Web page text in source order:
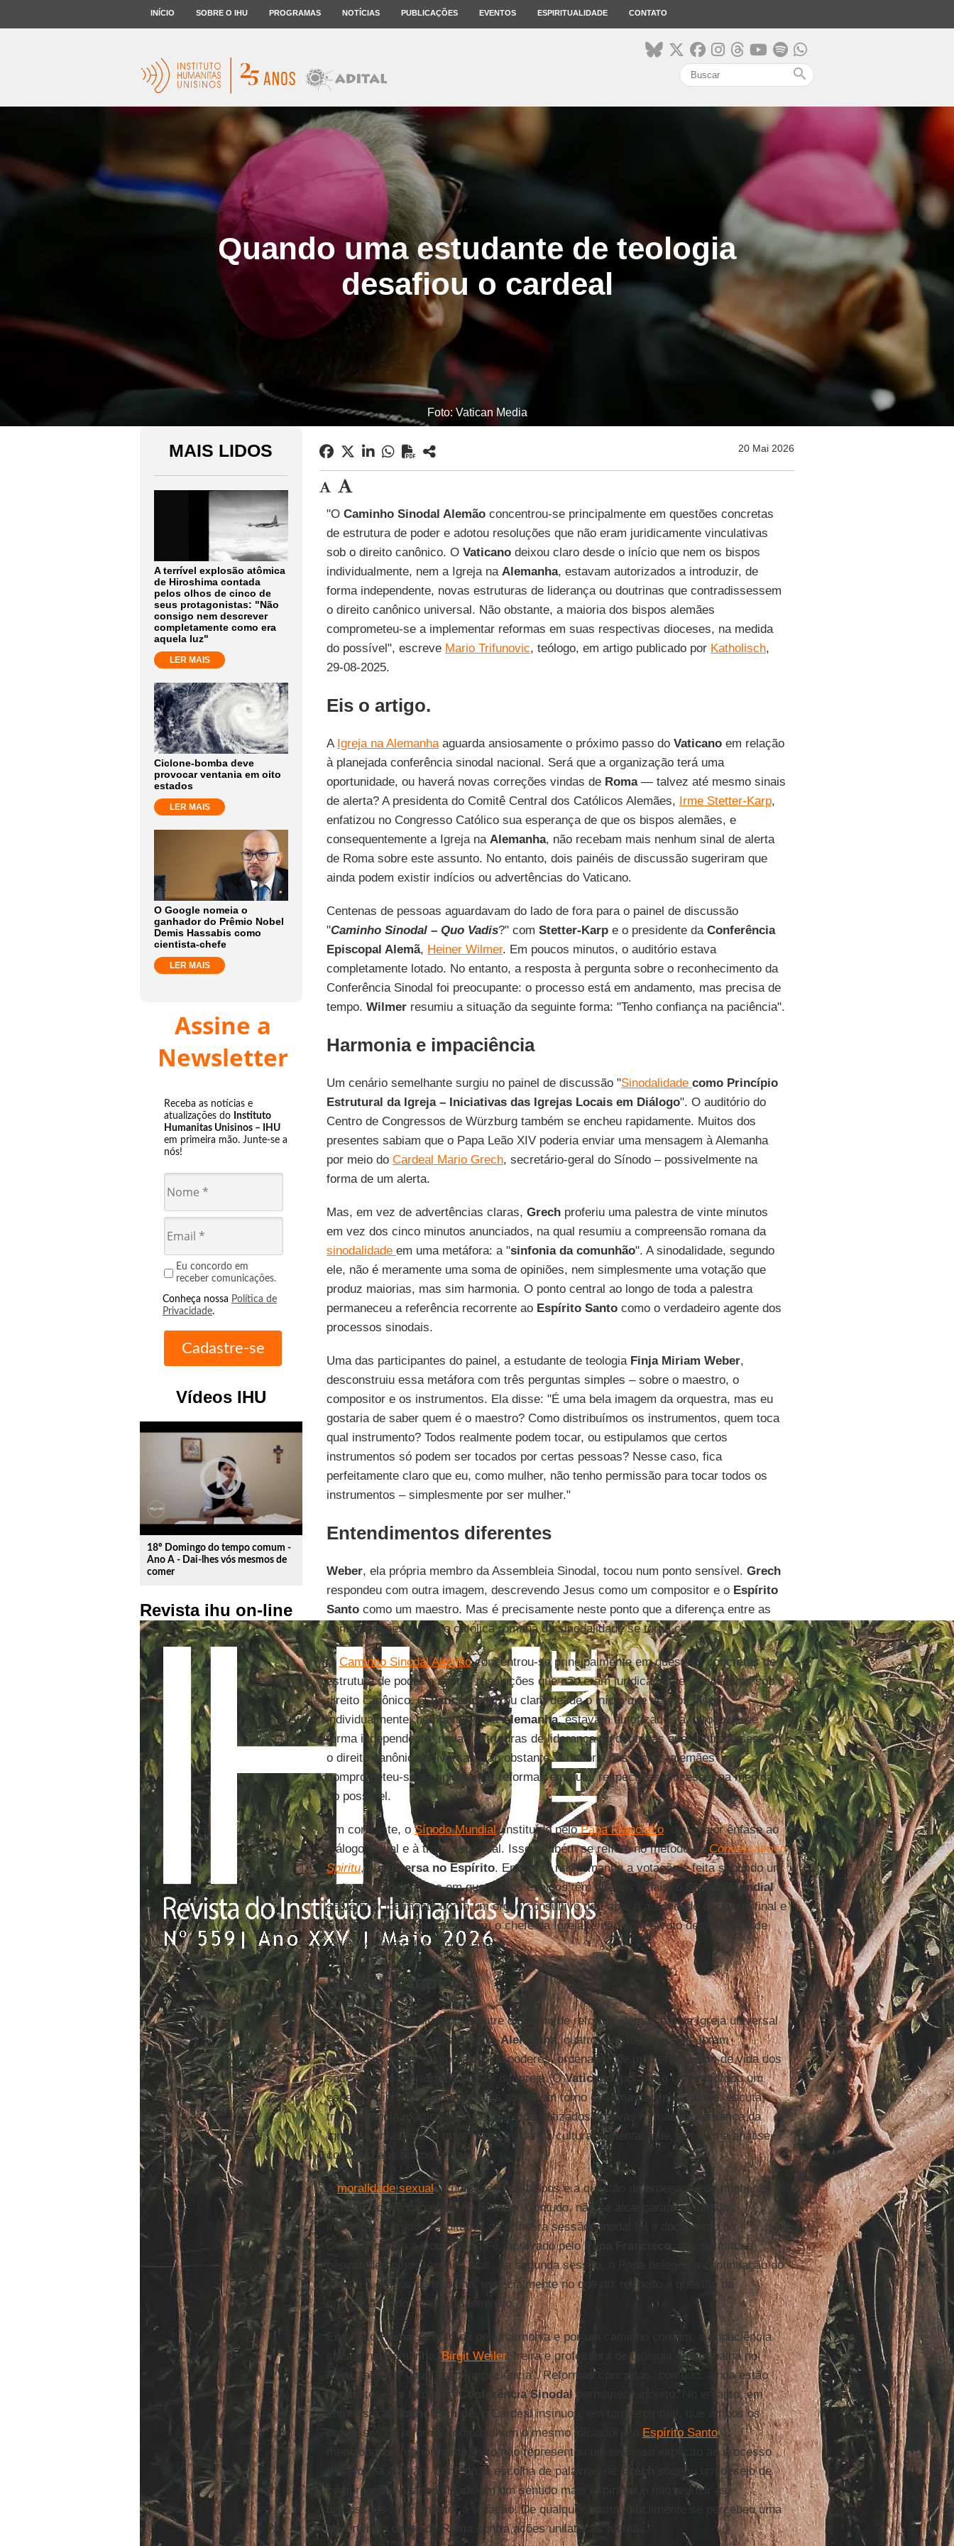
INÍCIO SOBRE O IHU PROGRAMAS NOTÍCIAS PUBLICAÇÕES EVENTOS ESPIRITUALIDADE CONTATO
search
Quando uma estudante de teologia
desafiou o cardeal
Foto: Vatican Media
MAIS LIDOS
A terrível explosão atômica
de Hiroshima contada
pelos olhos de cinco de
seus protagonistas: "Não
consigo nem descrever
completamente como era
aquela luz"
LER MAIS
Ciclone-bomba deve
provocar ventania em oito
estados
LER MAIS
O Google nomeia o
ganhador do Prêmio Nobel
Demis Hassabis como
cientista-chefe
LER MAIS
Assine a
Newsletter
Receba as notícias e
atualizações do Instituto
Humanitas Unisinos – IHU
em primeira mão. Junte-se a
nós!
Eu concordo em
receber comunicações.
Conheça nossa Política de
Privacidade.
Vídeos IHU
play_circle_outline
18º Domingo do tempo comum -
Ano A - Dai-lhes vós mesmos de
comer
Revista ihu on-line
20 Mai 2026
"O Caminho Sinodal Alemãoconcentrou-se principalmente em questões concretas
de estrutura de poder e adotou resoluções que não eram juridicamente vinculativas
sob o direito canônico. O Vaticanodeixou claro desde o início que nem os bispos
individualmente, nem a Igreja na Alemanha, estavam autorizados a introduzir, de
forma independente, novas estruturas de liderança ou doutrinas que contradissessem
o direito canônico universal. Não obstante, a maioria dos bispos alemães
comprometeu-se a implementar reformas em suas respectivas dioceses, na medida
do possível", escreve Mario Trifunovic, teólogo, em artigo publicado por Katholisch,
29-08-2025.
Eis o artigo.
A Igreja na Alemanhaaguarda ansiosamente o próximo passo do Vaticanoem relação
à planejada conferência sinodal nacional. Será que a organização terá uma
oportunidade, ou haverá novas correções vindas de Roma— talvez até mesmo sinais
de alerta? A presidenta do Comitê Central dos Católicos Alemães, Irme Stetter-Karp,
enfatizou no Congresso Católico sua esperança de que os bispos alemães, e
consequentemente a Igreja na Alemanha, não recebam mais nenhum sinal de alerta
de Roma sobre este assunto. No entanto, dois painéis de discussão sugeriram que
ainda podem existir indícios ou advertências do Vaticano.
Centenas de pessoas aguardavam do lado de fora para o painel de discussão
"Caminho Sinodal – Quo Vadis?" com Stetter-Karpe o presidente da Conferência
Episcopal Alemã, Heiner Wilmer. Em poucos minutos, o auditório estava
completamente lotado. No entanto, a resposta à pergunta sobre o reconhecimento da
Conferência Sinodal foi preocupante: o processo está em andamento, mas precisa de
tempo. Wilmerresumiu a situação da seguinte forma: "Tenho confiança na paciência".
Harmonia e impaciência
Um cenário semelhante surgiu no painel de discussão "Sinodalidade como Princípio
Estrutural da Igreja – Iniciativas das Igrejas Locais em Diálogo". O auditório do
Centro de Congressos de Würzburg também se encheu rapidamente. Muitos dos
presentes sabiam que o Papa Leão XIV poderia enviar uma mensagem à Alemanha
por meio do Cardeal Mario Grech, secretário-geral do Sínodo – possivelmente na
forma de um alerta.
Mas, em vez de advertências claras, Grechproferiu uma palestra de vinte minutos
em vez dos cinco minutos anunciados, na qual resumiu a compreensão romana da
sinodalidade em uma metáfora: a "sinfonia da comunhão". A sinodalidade, segundo
ele, não é meramente uma soma de opiniões, nem simplesmente uma votação que
produz maiorias, mas sim harmonia. O ponto central ao longo de toda a palestra
permaneceu a referência recorrente ao Espírito Santocomo o verdadeiro agente dos
processos sinodais.
Uma das participantes do painel, a estudante de teologia Finja Miriam Weber,
desconstruiu essa metáfora com três perguntas simples – sobre o maestro, o
compositor e os instrumentos. Ela disse: "É uma bela imagem da orquestra, mas eu
gostaria de saber quem é o maestro? Como distribuímos os instrumentos, quem toca
qual instrumento? Todos realmente podem tocar, ou estipulamos que certos
instrumentos só podem ser tocados por certas pessoas? Nesse caso, fica
perfeitamente claro que eu, como mulher, não tenho permissão para tocar todos os
instrumentos – simplesmente por ser mulher."
Entendimentos diferentes
Weber, ela própria membro da Assembleia Sinodal, tocou num ponto sensível. Grech
respondeu com outra imagem, descrevendo Jesus como um compositor e o Espírito
Santocomo um maestro. Mas é precisamente neste ponto que a diferença entre as
compreensões alemã e católica romana da sinodalidade se torna clara.
O Caminho Sinodal Alemãoconcentrou-se principalmente em questões concretas de
estrutura de poder e adotou resoluções que não eram juridicamente vinculativas sob o
direito canônico. OVaticanodeixou claro desde o início que nem os bispos
individualmente, nem a Igreja naAlemanha, estavam autorizados a introduzir, de
forma independente, novas estruturas de liderança ou doutrinas que contradissessem
o direito canônico universal. Não obstante, a maioria dos bispos alemães
comprometeu-se a implementar reformas em suas respectivas dioceses, na medida
do possível.
Em contraste, oSínodo Mundial, instituído peloPapa Francisco, deu maior ênfase ao
diálogo global e à troca espiritual. Isso também se reflete no método da Conversatio in
Spiritu, aconversa no Espírito. Enquanto na Alemanha a votação é feita segundo um
sistema de delegados em que bispos e leigos têm direitos iguais, o
Sínodo Mundial
se vê principalmente como um órgão consultivo do Papa. A autoridade decisória final e
o doutrinário permanecem com o chefe da Igreja, e não com o voto democrático de
todos os delegados participantes.
Diversos tópicos
Também surgem diferenças entre o projeto de reforma alemão e o da Igreja universal
em termos de foco temático. NaAlemanha, quatro questões centrais foram
abordadas: poder e separação de poderes, ordenação de mulheres, estilo de vida dos
sacerdotes e moralidade sexual da Igreja. OVaticano, por outro lado, abordou um
espectro significativamente mais amplo em torno do tema da sinodalidade: escuta,
transparência, participação de todos os batizados e novas formas de liderança da
Igreja. A ênfase recai mais numa mudança cultural e mental, que, em última análise,
conduziu aos outros temas.
A moralidade sexual, a nomeação de bispos e a questão da ordenação de mulheres
também foram debatidas no
Sínodo. Contudo, não se alcançaram resultados
imediatos. Um dos resultados da primeira sessão sinodal foi o documento do
Dicastério para a Doutrina da Fé, aprovado peloPapa Francisco, que permitia a
bênção de homossexuais. Mas, na segunda sessão, o Papa delegou a continuação do
debate a grupos de trabalho, especialmente no que diz respeito à questão da
ordenação e do ministério feminino.
EnquantoRoma
se esforça pela harmonia e por um caminho comum, a impaciência
cresce na Alemanha.Birgit Weiler, freira e professora de teologia que trabalha no
Peru
, falou de uma "santa impaciência". Reformas concretas, contudo, ainda estão
pendentes, e o futuro daConferência Sinodalpermanece incerto. No entanto, em
entrevista ao
katholisch.de
, o Cardeal insinuou, em tom espiritual, que ambos os
processos de reforma compartilham o mesmo iniciador – o Espírito Santo,
mencionado anteriormente. Isso não representou um endosso explícito ao processo
de reforma alemão. Contudo, a escolha de palavras de
Grech
sugeriu um desejo de
compreender a sinodalidade em um sentido mais espiritual e não reduzir as
discussões "meramente" à votação. De qualquer forma, dificilmente se percebeu uma
advertência direta de Roma contra ações unilaterais alemãs.